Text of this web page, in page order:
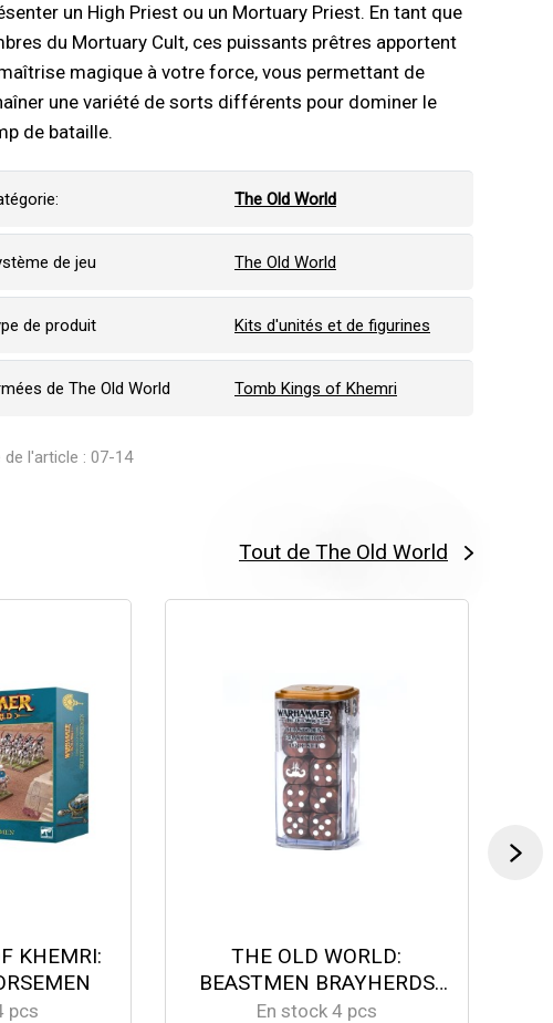
un High Priest ou un Mortuary Priest. En tant que
du Mortuary Cult, ces puissants prêtres apportent
magique à votre force, vous permettant de
une variété de sorts différents pour dominer le
de bataille.
The Old World
de jeu The Old World
de produit Kits d'unités et de figurines
de The Old World Tomb Kings of Khemri
de l'article : 07-14
Tout de The Old World
KHEMRI:
pcs
THE OLD WORLD:
BEASTMEN BRAYHERDS
DICE
En stock 4 pcs